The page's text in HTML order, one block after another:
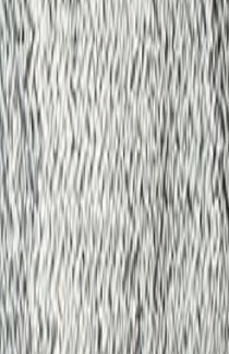
素材の補足情報
ナイロン(原着
備考
グリーン購入法適合
プラス|防炎カーペッ
使用|FIF対応商品|CE
デザイン商品
使用可能箇所
屋内（床）
関連リンク
公式カタログ